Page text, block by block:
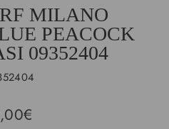
MILANO
PEACOCK
09352404